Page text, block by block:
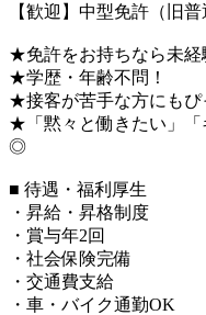
【歓迎】中型免許（旧普
★免許をお持ちなら未経
★学歴・年齢不問！
★接客が苦手な方にもぴ
★「黙々と働きたい」「
◎
■ 待遇・福利厚生
・昇給・昇格制度
・賞与年2回
・社会保険完備
・交通費支給
・車・バイク通勤OK